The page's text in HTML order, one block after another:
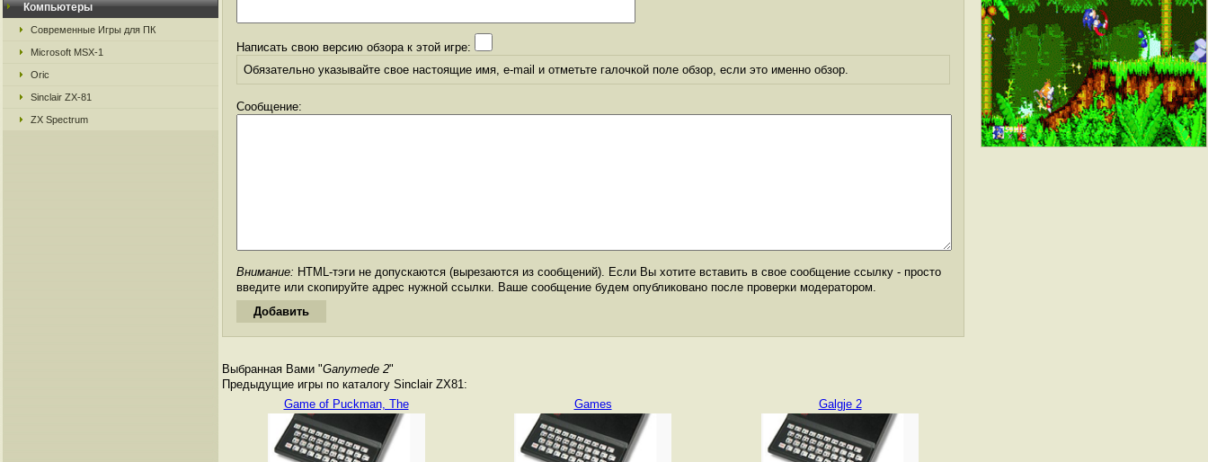
Компьютеры
Современные Игры для ПК
Microsoft MSX-1
Oric
Sinclair ZX-81
ZX Spectrum
Написать свою версию обзора к этой игре:
Обязательно указывайте свое настоящие имя, e-mail и отметьте галочкой поле обзор, если это именно обзор.
Сообщение:
Внимание: HTML-тэги не допускаются (вырезаются из сообщений). Если Вы хотите вставить в свое сообщение ссылку - просто
введите или скопируйте адрес нужной ссылки. Ваше сообщение будем опубликовано после проверки модератором.
Выбранная Вами "Ganymede 2"
Предыдущие игры по каталогу Sinclair ZX81:
Game of Puckman, The
Games Galgje 2